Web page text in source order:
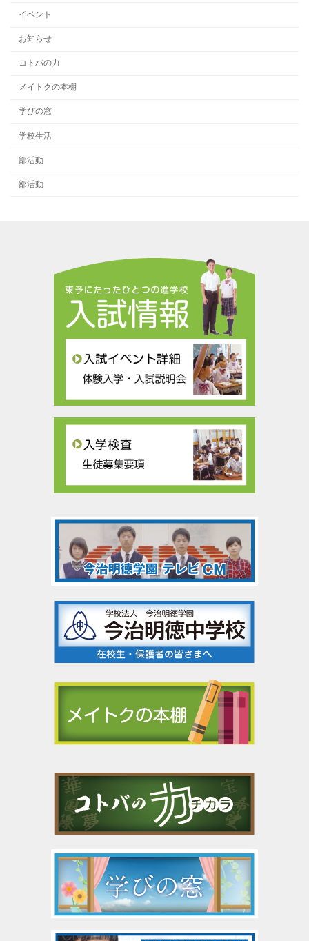
イベント
お知らせ
コトバの力
メイトクの本棚
学びの窓
学校生活
部活動
部活動